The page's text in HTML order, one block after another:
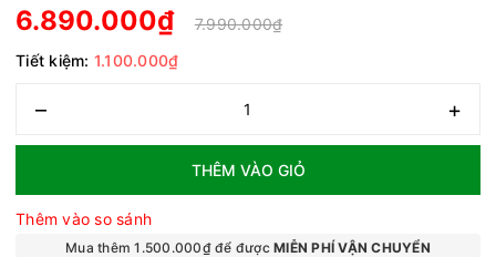
6.890.000₫
7.990.000₫
Tiết kiệm: 1.100.000₫
– +
THÊM VÀO GIỎ
Thêm vào so sánh
Mua thêm 1.500.000₫ để đượcMIỄN PHÍ VẬN CHUYỂN